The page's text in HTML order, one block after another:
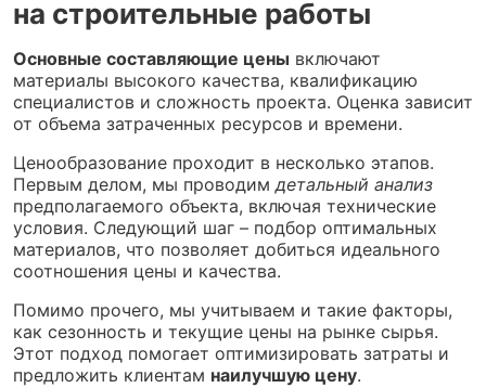
на строительные работы
Основные составляющие цены включают
материалы высокого качества, квалификацию
специалистов и сложность проекта. Оценка зависит
от объема затраченных ресурсов и времени.
Ценообразование проходит в несколько этапов.
Первым делом, мы проводимдетальный анализ
предполагаемого объекта, включая технические
условия. Следующий шаг – подбор оптимальных
материалов, что позволяет добиться идеального
соотношения цены и качества.
Помимо прочего, мы учитываем и такие факторы,
как сезонность и текущие цены на рынке сырья.
Этот подход помогает оптимизировать затраты и
предложить клиентам наилучшую цену.